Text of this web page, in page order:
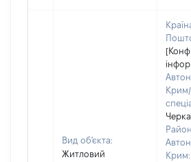
Вид об'єкта:
Житловий
Крим/
Крим: